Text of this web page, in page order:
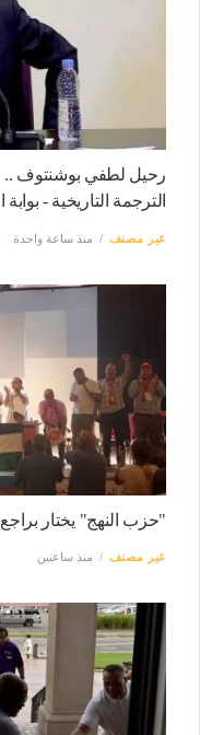
رحيل لطفي بوشنتوف ..
الترجمة التاريخية -
غير مصنف منذ ساعة واحدة
"حزب النهج" يختار براجع
غير مصنف منذ ساعتين